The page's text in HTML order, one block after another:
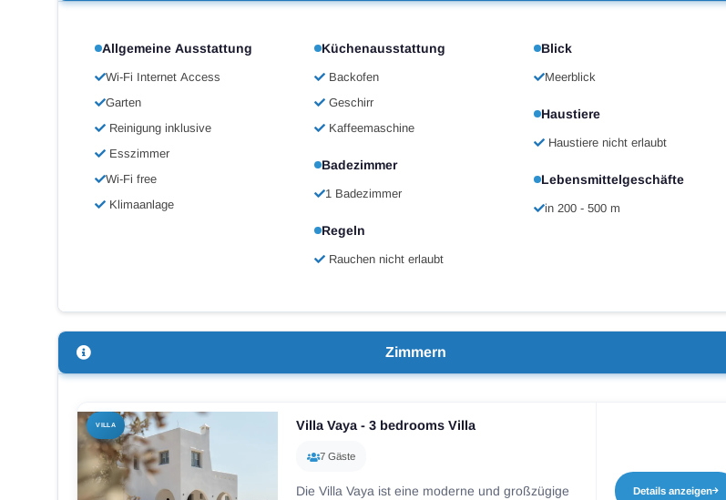
Allgemeine Ausstattung
Wi-Fi Internet Access
Garten
Reinigung inklusive
Esszimmer
Wi-Fi free
Klimaanlage
Küchenausstattung
Backofen
Geschirr
Kaffeemaschine
Badezimmer
1 Badezimmer
Regeln
Rauchen nicht erlaubt
Blick
Meerblick
Haustiere
Haustiere nicht erlaubt
Lebensmittelgeschäfte
in 200 - 500 m
Zimmern
VILLA Villa Vaya - 3 bedrooms Villa
7 Gäste
Die Villa Vaya ist eine moderne und großzügige
Details anzeigen